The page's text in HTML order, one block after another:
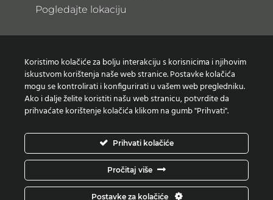
Pogledajte lokaciju
Prijavi se na naš newsletter
Izjava o korištenju Kolačića
Copyright © Moderni projekti | Design:Studio Web
Koristimo kolačiće za bolju interakciju s korisnicima i njihovim
iskustvom korištenja naše web stranice. Postavke kolačića
mogu se kontrolirati i konfigurirati u vašem web pregledniku.
Ako i dalje želite koristiti našu web stranicu, potvrdite da
prihvaćate korištenje kolačića klikom na gumb "Prihvati".
Prihvati kolačiće
Pročitaj više
Postavke za kolačiće